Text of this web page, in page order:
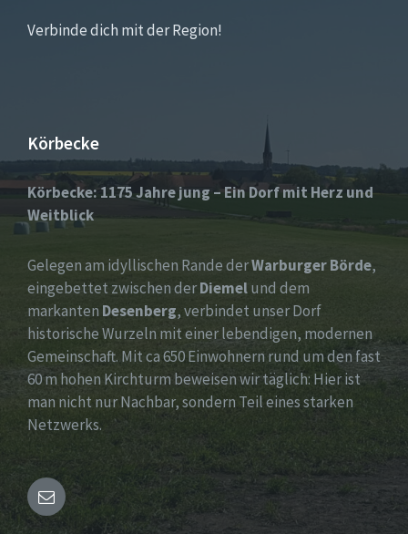
Verbinde dich mit der Region!
Körbecke
Körbecke: 1175 Jahre jung – Ein Dorf mit Herz und
Weitblick
Gelegen am idyllischen Rande derWarburger Börde,
eingebettet zwischen derDiemelund dem
markanten Desenberg, verbindet unser Dorf
historische Wurzeln mit einer lebendigen, modernen
Gemeinschaft. Mit ca 650 Einwohnern rund um den fast
60 m hohen Kirchturm beweisen wir täglich: Hier ist
man nicht nur Nachbar, sondern Teil eines starken
Netzwerks.
Email